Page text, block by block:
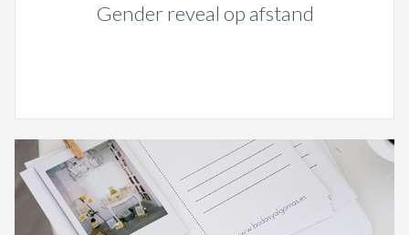
Gender reveal op afstand